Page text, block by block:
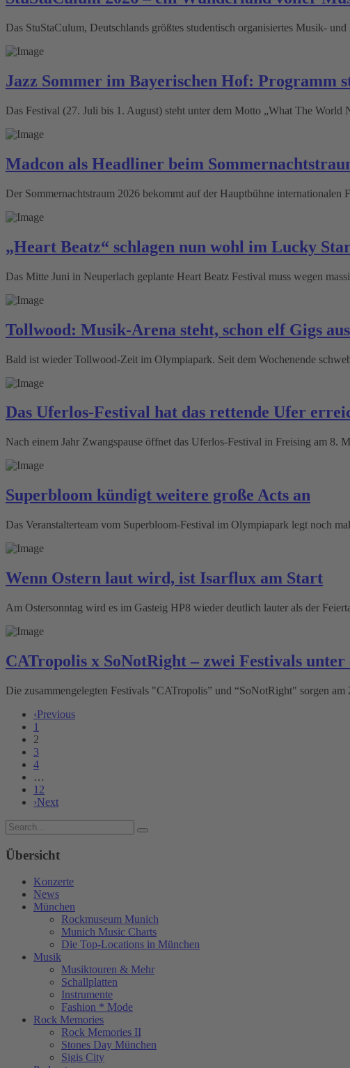
Das StuStaCulum, Deutschlands größtes studentisch organisiertes Musik-
Jazz Sommer im Bayerischen Hof: Programm
Das Festival (27. Juli bis 1. August) steht unter dem Motto „What The
Madcon als Headliner beim
Der Sommernachtstraum 2026 bekommt auf der Hauptbühne
„Heart Beatz“ schlagen nun wohl im Lucky Star
Das Mitte Juni in Neuperlach geplante Heart Beatz Festival muss wegen
Tollwood: Musik-Arena steht, schon elf Gigs
Bald ist wieder Tollwood-Zeit im Olympiapark. Seit dem Wochenende
Das Uferlos-Festival hat das rettende Ufer
Nach einem Jahr Zwangspause öffnet das Uferlos-Festival in Freising am
Superbloom kündigt weitere große Acts an
Das Veranstalterteam vom Superbloom-Festival im Olympiapark legt noch
Wenn Ostern laut wird, ist Isarflux am Start
Am Ostersonntag wird es im Gasteig HP8 wieder deutlich lauter als der
CATropolis x SoNotRight – zwei Festivals unter
Die zusammengelegten Festivals "CATropolis” und “SoNotRight" sorgen
‹Previous
1
2
3
4
…
12
›Next
Übersicht
Konzerte
News
München
Rockmuseum Munich
Munich Music Charts
Die Top-Locations in München
Musik
Musiktouren & Mehr
Schallplatten
Instrumente
Fashion * Mode
Rock Memories
Rock Memories II
Stones Day München
Sigis City